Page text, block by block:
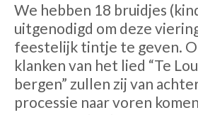
We hebben 18 bruidjes
uitgenodigd om deze
feestelijk tintje te geven.
klanken van het lied “Te
bergen” zullen zij van
processie naar voren